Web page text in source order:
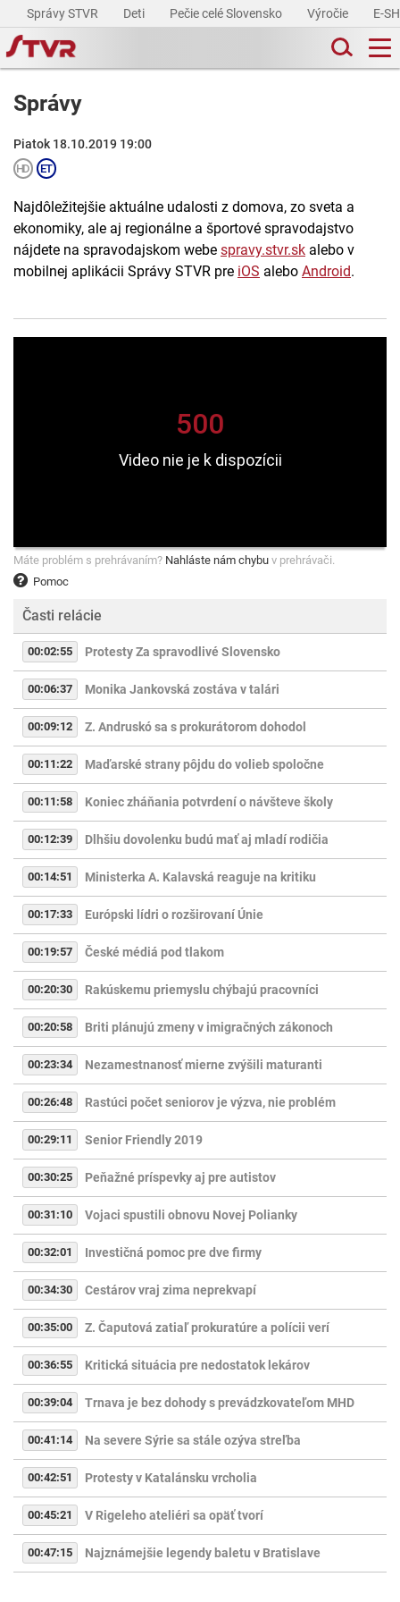
Správy STVR Deti Pečie celé Slovensko Výročie E-
Správy
Piatok 18.10.2019 19:00
Najdôležitejšie aktuálne udalosti z domova, zo sveta a
ekonomiky, ale aj regionálne a športové spravodajstvo
nájdete na spravodajskom webe spravy.stvr.sk alebo v
mobilnej aplikácii Správy STVR pre iOS alebo Android.
Pomoc
Máte problém s prehrávaním? Nahláste nám chybu v prehrávači.
Časti relácie
00:02:55 Protesty Za spravodlivé Slovensko
00:06:37 Monika Jankovská zostáva v talári
00:09:12 Z. Andruskó sa s prokurátorom dohodol
00:11:22 Maďarské strany pôjdu do volieb spoločne
00:11:58 Koniec zháňania potvrdení o návšteve školy
00:12:39 Dlhšiu dovolenku budú mať aj mladí rodičia
00:14:51 Ministerka A. Kalavská reaguje na kritiku
00:17:33 Európski lídri o rozširovaní Únie
00:19:57 České médiá pod tlakom
00:20:30 Rakúskemu priemyslu chýbajú pracovníci
00:20:58 Briti plánujú zmeny v imigračných zákonoch
00:23:34 Nezamestnanosť mierne zvýšili maturanti
00:26:48 Rastúci počet seniorov je výzva, nie problém
00:29:11 Senior Friendly 2019
00:30:25 Peňažné príspevky aj pre autistov
00:31:10 Vojaci spustili obnovu Novej Polianky
00:32:01 Investičná pomoc pre dve firmy
00:34:30 Cestárov vraj zima neprekvapí
00:35:00 Z. Čaputová zatiaľ prokuratúre a polícii verí
00:36:55 Kritická situácia pre nedostatok lekárov
00:39:04 Trnava je bez dohody s prevádzkovateľom MHD
00:41:14 Na severe Sýrie sa stále ozýva streľba
00:42:51 Protesty v Katalánsku vrcholia
00:45:21 V Rigeleho ateliéri sa opäť tvorí
00:47:15 Najznámejšie legendy baletu v Bratislave